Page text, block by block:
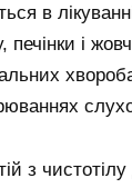
в
печінки і
з